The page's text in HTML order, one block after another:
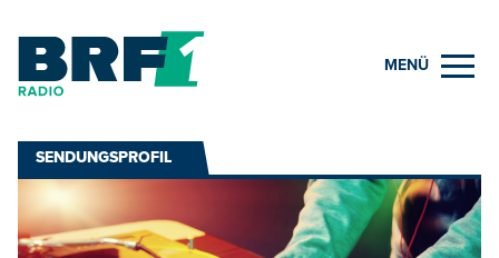
MENÜ
SENDUNGSPROFIL